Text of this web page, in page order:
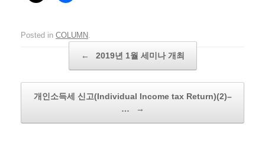
Posted in COLUMN.
← 2019년 1월 세미나 개최
개인소득세 신고(Individual Income tax Return)(2)–
…
→